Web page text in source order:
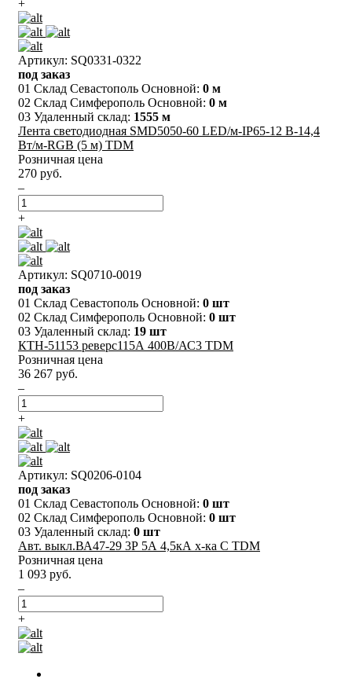
+
Артикул: SQ0331-0322
под заказ
01 Склад Севастополь Основной: 0 м
02 Склад Симферополь Основной: 0 м
03 Удаленный склад: 1555 м
Лента светодиодная SMD5050-60 LED/м-IP65-12 В-14,4
Вт/м-RGB (5 м) TDM
Розничная цена
270 руб.
–
+
Артикул: SQ0710-0019
под заказ
01 Склад Севастополь Основной: 0 шт
02 Склад Симферополь Основной: 0 шт
03 Удаленный склад: 19 шт
КТН-51153 реверс115А 400В/АС3 TDM
Розничная цена
36 267 руб.
–
+
Артикул: SQ0206-0104
под заказ
01 Склад Севастополь Основной: 0 шт
02 Склад Симферополь Основной: 0 шт
03 Удаленный склад: 0 шт
Авт. выкл.ВА47-29 3Р 5А 4,5кА х-ка С TDM
Розничная цена
1 093 руб.
–
+